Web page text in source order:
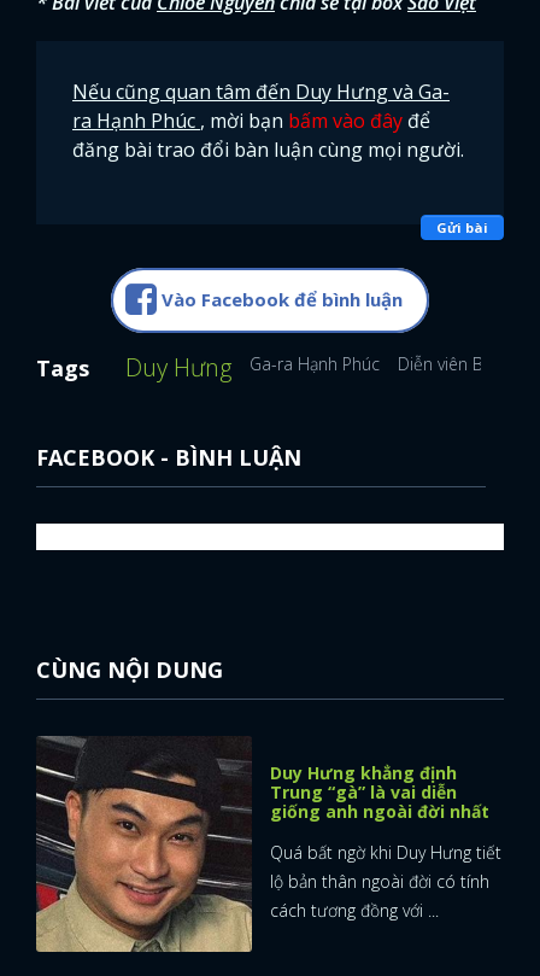
Nếu cũng quan tâm đến Duy Hưng và Ga-
ra Hạnh Phúc , mời bạn bấm vào đây để
đăng bài trao đổi bàn luận cùng mọi người.
Gửi bài
Vào Facebook để bình luận
Tags Duy Hưng Ga-ra Hạnh Phúc Diễn viên Bảo Anh
FACEBOOK - BÌNH LUẬN
CÙNG NỘI DUNG
Duy Hưng khẳng định
Trung “gà” là vai diễn
giống anh ngoài đời nhất
Quá bất ngờ khi Duy Hưng tiết
lộ bản thân ngoài đời có tính
cách tương đồng với ...